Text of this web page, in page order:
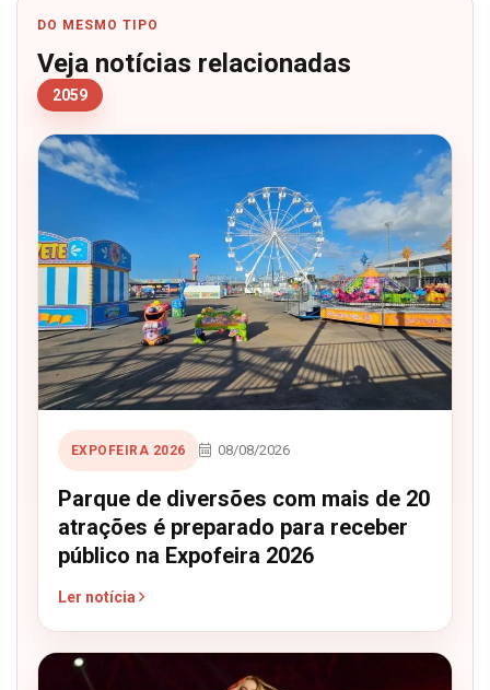
DO MESMO TIPO
Veja notícias relacionadas
2059
EXPOFEIRA 2026 08/08/2026
Parque de diversões com mais de 20
atrações é preparado para receber
público na Expofeira 2026
Ler notícia